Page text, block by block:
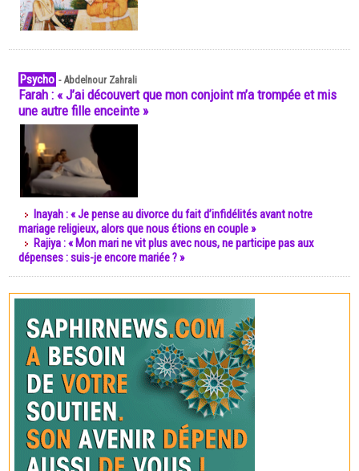
Psycho -Abdelnour Zahrali
Farah : « J’ai découvert que mon conjoint m’a trompée et mis
une autre fille enceinte »
Inayah : « Je pense au divorce du fait d’infidélités avant notre
mariage religieux, alors que nous étions en couple »
Rajiya : « Mon mari ne vit plus avec nous, ne participe pas aux
dépenses : suis-je encore mariée ? »